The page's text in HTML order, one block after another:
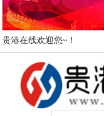
贵港在线欢迎您~！